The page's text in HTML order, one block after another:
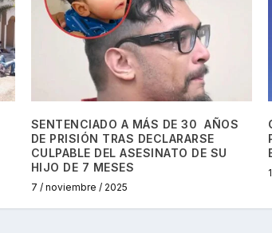
SENTENCIADO A MÁS DE 30 AÑOS
DE PRISIÓN TRAS DECLARARSE
CULPABLE DEL ASESINATO DE SU
HIJO DE 7 MESES
7 / noviembre / 2025